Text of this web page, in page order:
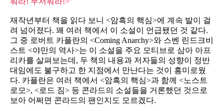
재작년부터 책을 읽다 보니 <암흑의 핵심>에 계속 발이 걸
려 넘어졌다. 꽤 여러 책에서 이 소설이 언급됐던 것 같다.
그 중 로버트 카플란의 <Coming Anarchy>와 스벤 린드크비
스트 <야만의 역사>는 이 소설을 주요 모티브로 삼아 아프
리카를 살펴보는데, 두 책의 내용과 저자들의 성향이 정반
대임에도 불구하고 한 지점에서 만난다는 것이 흥미로웠
다. 카플란은 여러 책에서 <암흑의 핵심>과 함께 <노스트
로모>, <로드 짐> 등 콘라드의 소설들을 거론했던 것으로
보아 어쩌면 콘라드의 팬인지도 모르겠다.